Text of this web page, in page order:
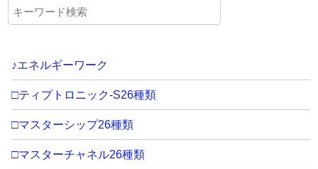
♪エネルギーワーク
□ティプトロニック-S26種類
□マスターシップ26種類
□マスターチャネル26種類